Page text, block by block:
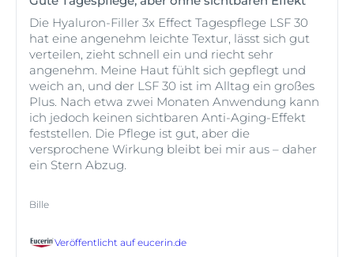
Die Hyaluron-Filler 3x Effect Tagespflege LSF 30
hat eine angenehm leichte Textur, lässt sich gut
verteilen, zieht schnell ein und riecht sehr
angenehm. Meine Haut fühlt sich gepflegt und
weich an, und der LSF 30 ist im Alltag ein großes
Plus. Nach etwa zwei Monaten Anwendung kann
ich jedoch keinen sichtbaren Anti-Aging-Effekt
feststellen. Die Pflege ist gut, aber die
versprochene Wirkung bleibt bei mir aus – daher
ein Stern Abzug.
Bille
Veröffentlicht auf eucerin.de